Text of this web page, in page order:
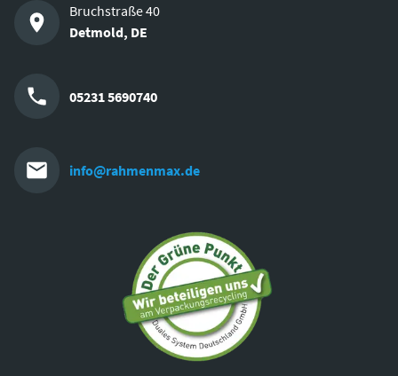
Bruchstraße 40
Detmold, DE
05231 5690740
info@rahmenmax.de